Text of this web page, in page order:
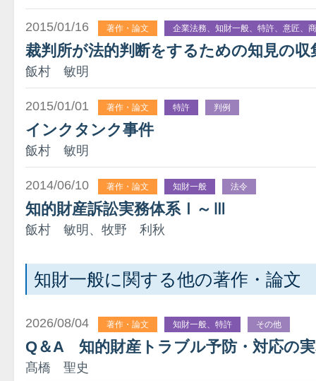
2015/01/16 著作・論文 企業法務、知財一般、特許、意匠、
裁判所が法的判断をするための知見の
飯村 敏明
2015/01/01 著作・論文 特許 判例
インクタンク事件
飯村 敏明
2014/06/10 著作・論文 知財一般 法令
知的財産訴訟実務体系Ⅰ～Ⅲ
飯村 敏明、牧野 利秋
知財一般に関する他の著作・論文
2026/08/04 著作・論文 知財一般、特許 その他
Q＆A 知的財産トラブル予防・対応の
髙橋 聖史